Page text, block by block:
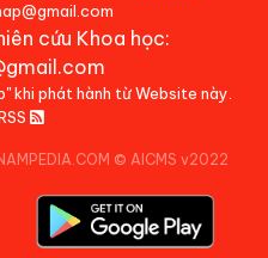
cứu Khoa học:
khi phát hành từ Website này.
© AICMS v2022